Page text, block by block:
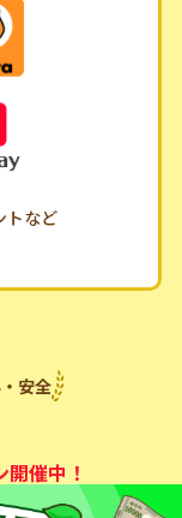
トなど
安全
催中！